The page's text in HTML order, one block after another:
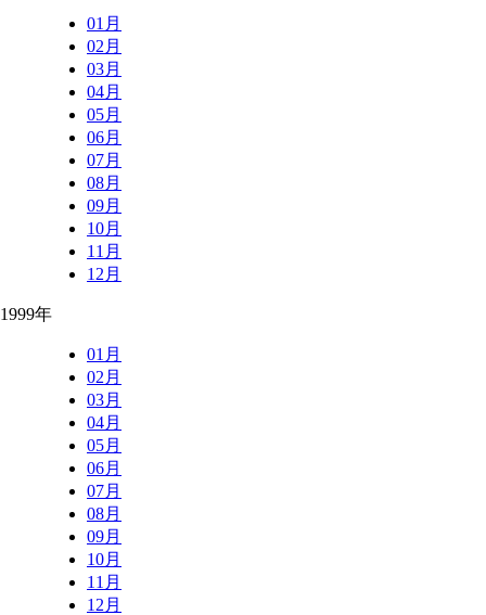
01月
02月
03月
04月
05月
06月
07月
08月
09月
10月
11月
12月
1999年
01月
02月
03月
04月
05月
06月
07月
08月
09月
10月
11月
12月